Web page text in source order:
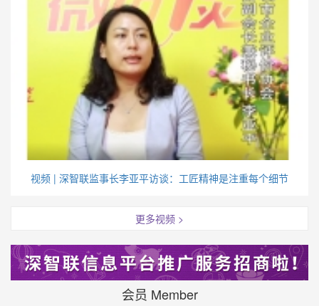
视频 | 深智联监事长李亚平访谈：工匠精神是注重每个细节
更多视频 >
会员 Member